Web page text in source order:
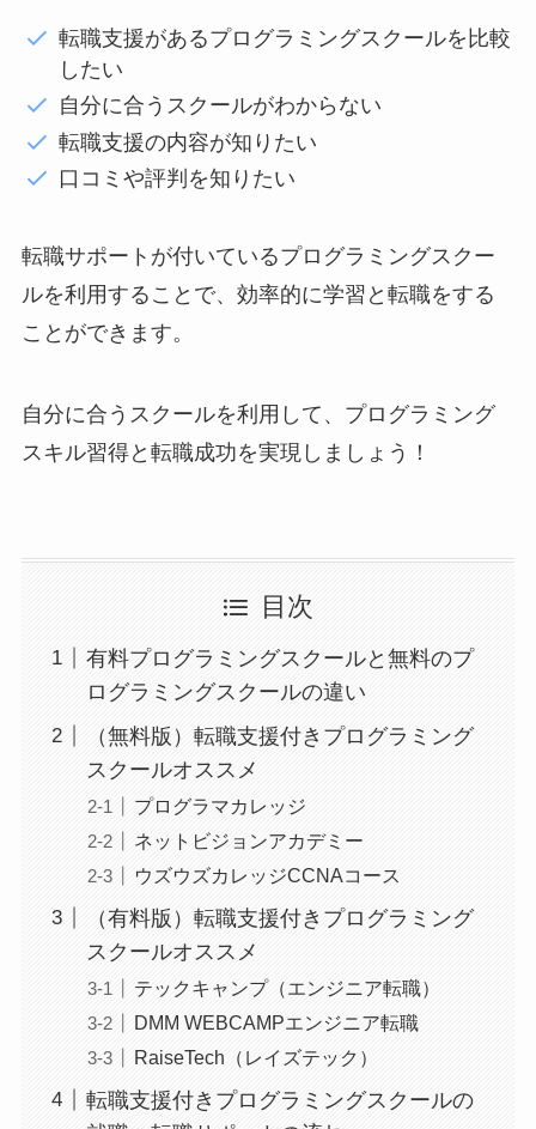
転職支援があるプログラミングスクールを比較
したい
自分に合うスクールがわからない
転職支援の内容が知りたい
口コミや評判を知りたい
転職サポートが付いているプログラミングスクー
ルを利用することで、効率的に学習と転職をする
ことができます。
自分に合うスクールを利用して、プログラミング
スキル習得と転職成功を実現しましょう！
目次
有料プログラミングスクールと無料のプ
ログラミングスクールの違い
（無料版）転職支援付きプログラミング
スクールオススメ
プログラマカレッジ
ネットビジョンアカデミー
ウズウズカレッジCCNAコース
（有料版）転職支援付きプログラミング
スクールオススメ
テックキャンプ（エンジニア転職）
DMM WEBCAMPエンジニア転職
RaiseTech（レイズテック）
転職支援付きプログラミングスクールの